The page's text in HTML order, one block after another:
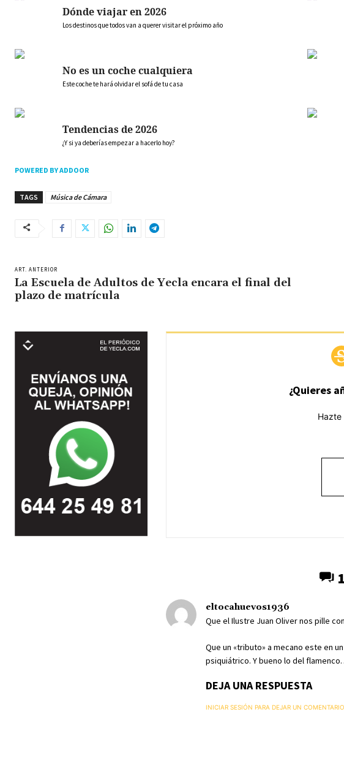
Dónde viajar en 2026
Los destinos que todos van a querer visitar el próximo año
No es un coche cualquiera
Este coche te hará olvidar el sofá de tu casa
Tendencias de 2026
¿Y si ya deberías empezar a hacerlo hoy?
POWERED BY ADDOOR
TAGS Música de Cámara
ART. ANTERIOR
La Escuela de Adultos de Yecla encara el final del
plazo de matrícula
¿Quieres
Hazte
eltocahuevos1936
Que el Ilustre Juan Oliver nos pille
Que un «tributo» a mecano este en
psiquiátrico. Y bueno lo del
DEJA UNA RESPUESTA
INICIAR SESIÓN PARA DEJAR UN COMENTARIO